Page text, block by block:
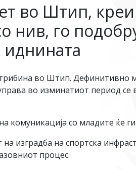
во Штип,
нив, го
иднината
во Штип. Дефинитивно
во изминатиот период
комуникација со младите ќе
изградба на спортска
процес.